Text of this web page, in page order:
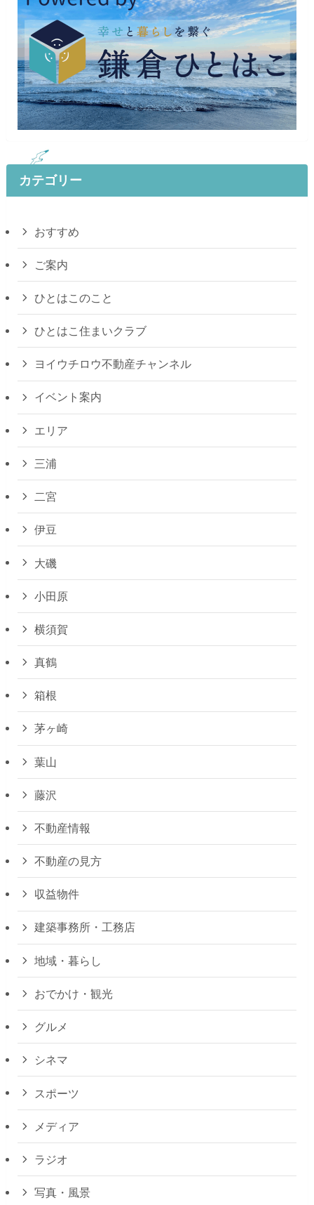
カテゴリー
おすすめ
ご案内
ひとはこのこと
ひとはこ住まいクラブ
ヨイウチロウ不動産チャンネル
イベント案内
エリア
三浦
二宮
伊豆
大磯
小田原
横須賀
真鶴
箱根
茅ヶ崎
葉山
藤沢
不動産情報
不動産の見方
収益物件
建築事務所・工務店
地域・暮らし
おでかけ・観光
グルメ
シネマ
スポーツ
メディア
ラジオ
写真・風景